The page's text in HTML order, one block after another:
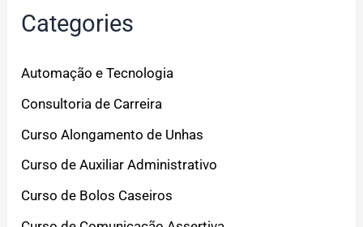
Categories
Automação e Tecnologia
Consultoria de Carreira
Curso Alongamento de Unhas
Curso de Auxiliar Administrativo
Curso de Bolos Caseiros